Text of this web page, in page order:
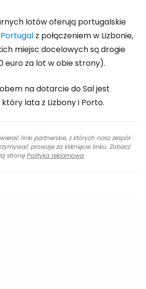
lotów oferują portugalskie
Portugal z połączeniem w Lizbonie,
miejsc docelowych są drogie
euro za lot w obie strony).
na dotarcie do Sal jest
lata z Lizbony i Porto.
linki partnerskie, z których nasz zespół
prowizje za kliknięcie linku. Zobacz
stronę Polityka reklamowa.